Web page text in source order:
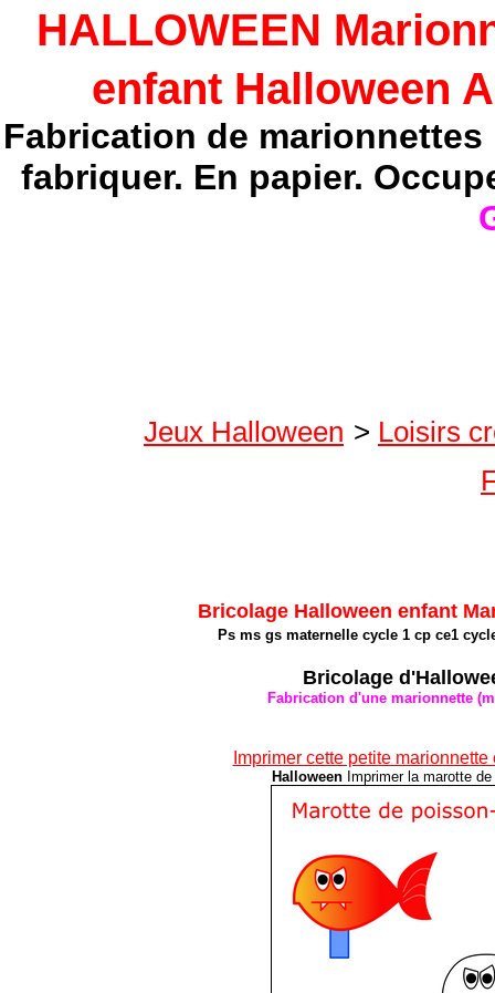
HALLOWEEN
enfant Halloween
Fabrication de
fabriquer. En papier.
Jeux Halloween > Loisirs
Bricolage Halloween enfant
Ps ms gs maternelle cycle 1 cp ce1
Bricolage
Fabrication d'une marionnette
Imprimer cette petite
Halloween Imprimer la marotte